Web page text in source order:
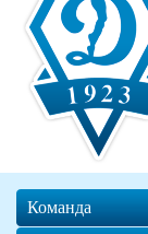
Команда